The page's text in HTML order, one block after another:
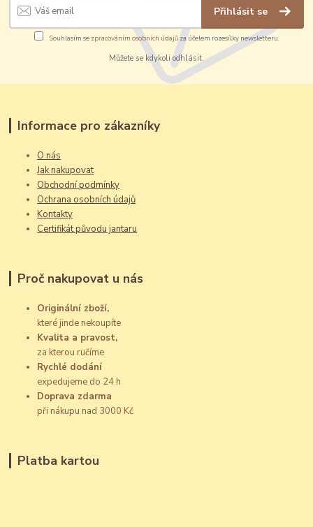
Přihlásit se
Souhlasím se zpracováním osobních údajůza účelem rozesílky newsletteru.
Můžete se kdykoli odhlásit.
Informace pro zákazníky
O nás
Jak nakupovat
Obchodní podmínky
Ochrana osobních údajů
Kontakty
Certifikát původu jantaru
Proč nakupovat u nás
Originální zboží,
které jinde nekoupíte
Kvalita a pravost,
za kterou ručíme
Rychlé dodání
expedujeme do 24 h
Doprava zdarma
při nákupu nad 3000 Kč
Platba kartou